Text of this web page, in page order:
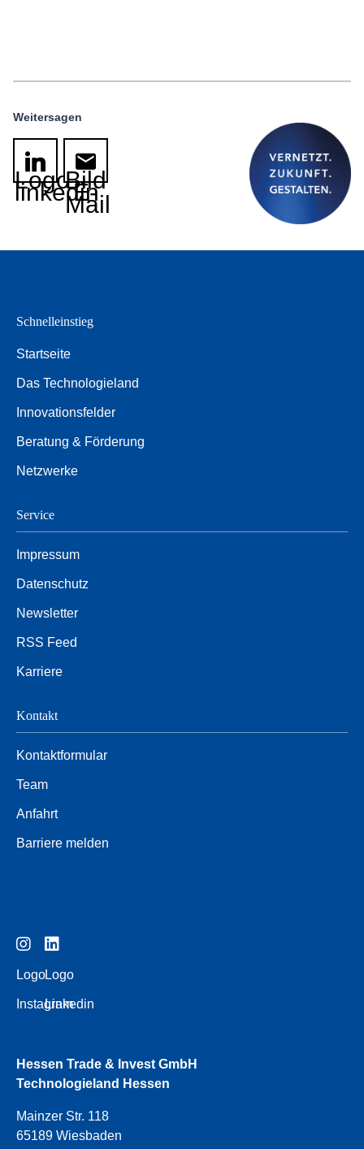
Weitersagen
Logo
linkedin
Bild
E-
Mail
Schnelleinstieg
Startseite
Das Technologieland
Innovationsfelder
Beratung & Förderung
Netzwerke
Service
Impressum
Datenschutz
Newsletter
RSS Feed
Karriere
Kontakt
Kontaktformular
Team
Anfahrt
Barriere melden
Logo
Instagram
Logo
Linkedin
Hessen Trade & Invest GmbH
Technologieland Hessen
Mainzer Str. 118
65189 Wiesbaden